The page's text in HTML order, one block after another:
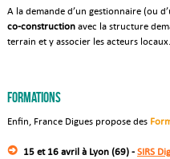
A la demande d’un gestionnaire (ou
co-constructionavec la structure
terrain et y associer les acteurs locaux.
Formations
Enfin, France Digues propose des
15 et 16 avril à Lyon (69) - SIRS